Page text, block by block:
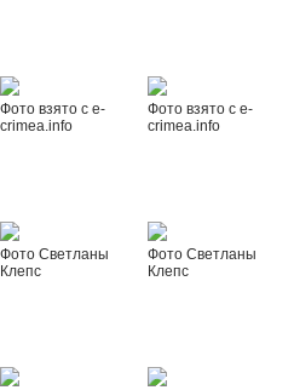
Фото взято с e-
crimea.info
Фото взято с e-
crimea.info
Фото Светланы
Клепс
Фото Светланы
Клепс